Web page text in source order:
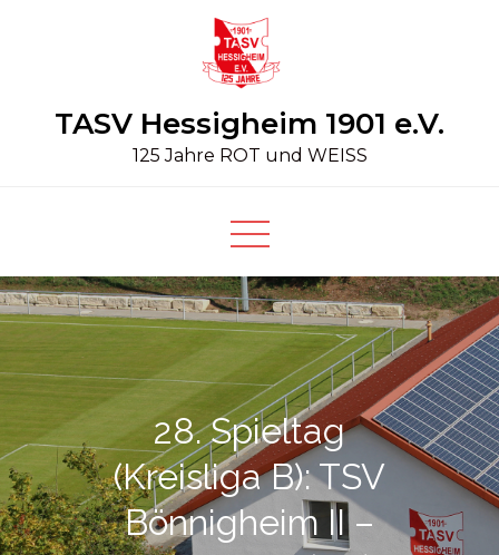
TASV Hessigheim 1901 e.V.
125 Jahre ROT und WEISS
28. Spieltag
(Kreisliga B): TSV
Bönnigheim II –